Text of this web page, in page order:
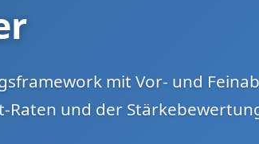
mit Vor- und
Raten und der